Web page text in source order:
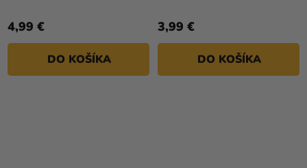
4,99 €
DO KOŠÍKA
3,99 €
DO KOŠÍKA